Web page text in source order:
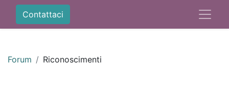
Contattaci
Forum Riconoscimenti